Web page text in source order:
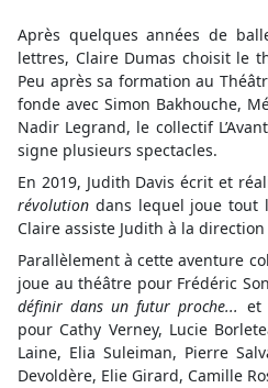
Après quelques années de
lettres, Claire Dumas choisit le
Peu après sa formation au
fonde avec Simon Bakhouche,
Nadir Legrand, le collectif
signe plusieurs spectacles.
En 2019, Judith Davis écrit et
révolution dans lequel joue tout
Claire assiste Judith à la direction
Parallèlement à cette aventure
joue au théâtre pour Frédéric
définir dans un futur proche... et
pour Cathy Verney, Lucie
Laine, Elia Suleiman, Pierre
Devoldère, Elie Girard, Camille